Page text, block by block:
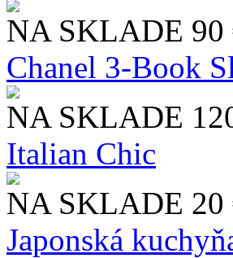
NA SKLADE 90
Chanel 3-Book
NA SKLADE
Italian Chic
NA SKLADE 20
Japonská